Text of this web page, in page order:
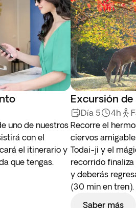
uno de nuestros
con el
el itinerario y
que tengas.
Excursión de
Día 5 4h
Recorre el
ciervos
Todai-ji y el
recorrido
y deberás
(30 min en tren).
Saber más